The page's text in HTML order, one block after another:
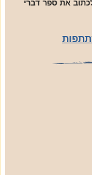
את ספר דברי